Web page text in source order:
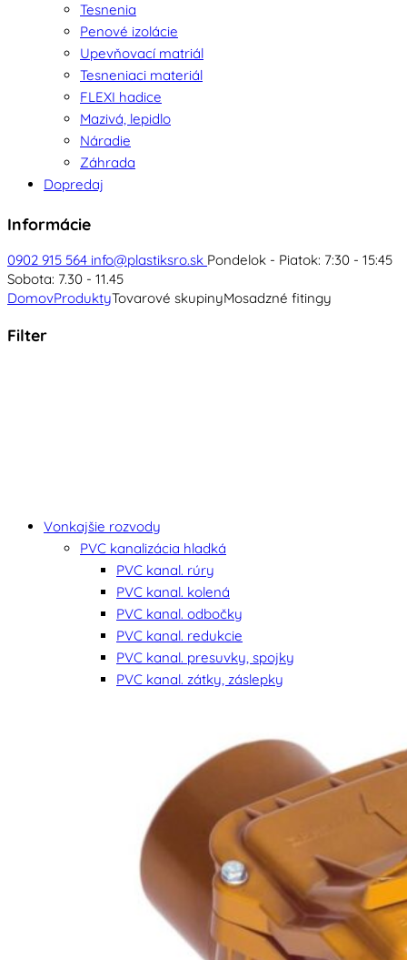
Tesnenia
Penové izolácie
Upevňovací matriál
Tesneniaci materiál
FLEXI hadice
Mazivá, lepidlo
Náradie
Záhrada
Dopredaj
Informácie
0902 915 564 info@plastiksro.sk Pondelok - Piatok: 7:30 - 15:45
Sobota: 7.30 - 11.45
DomovProduktyTovarové skupinyMosadzné fitingy
Filter
Vonkajšie rozvody
PVC kanalizácia hladká
PVC kanal. rúry
PVC kanal. kolená
PVC kanal. odbočky
PVC kanal. redukcie
PVC kanal. presuvky, spojky
PVC kanal. zátky, záslepky